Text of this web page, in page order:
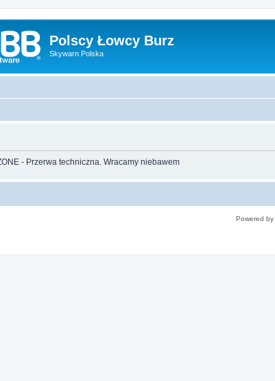
Polscy Łowcy Burz
Skywarn Polska
- Przerwa techniczna. Wracamy niebawem
Powered by